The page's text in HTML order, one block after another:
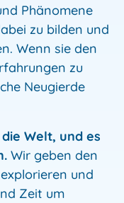
Phänomene
zu bilden und
Wenn sie den
zu
Neugierde
Welt, und es
Wir geben den
und
Zeit um